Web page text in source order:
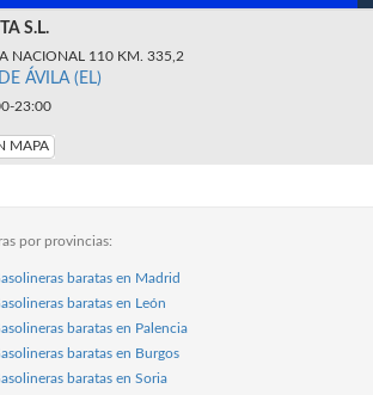
S.L.
NACIONAL 110 KM. 335,2
ÁVILA (EL)
23:00
MAPA
por provincias:
baratas en Madrid
baratas en León
baratas en Palencia
baratas en Burgos
baratas en Soria